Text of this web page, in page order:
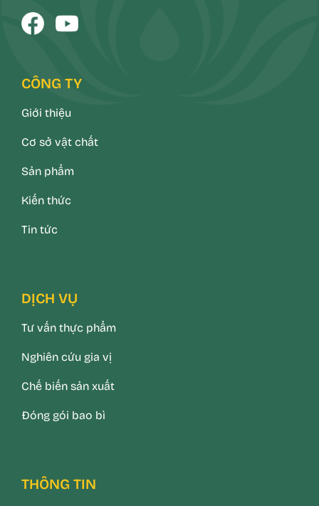
CÔNG TY
Giới thiệu
Cơ sở vật chất
Sản phẩm
Kiến thức
Tin tức
DỊCH VỤ
Tư vấn thực phẩm
Nghiên cứu gia vị
Chế biến sản xuất
Đóng gói bao bì
THÔNG TIN